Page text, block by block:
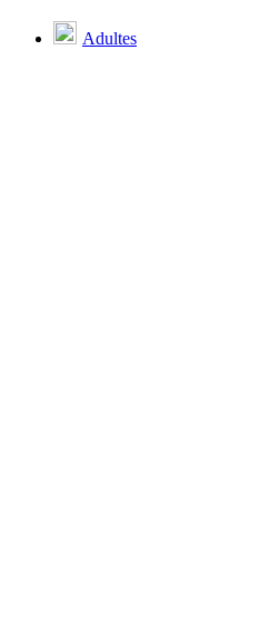
Adultes